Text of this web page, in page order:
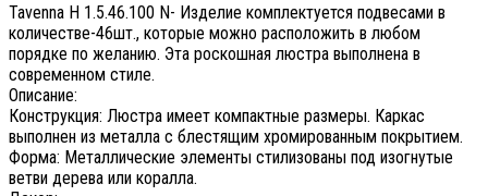
Tavenna H 1.5.46.100 N- Изделие комплектуется подвесами в
количестве-46шт., которые можно расположить в любом
порядке по желанию. Эта роскошная люстра выполнена в
современном стиле.
Описание:
Конструкция: Люстра имеет компактные размеры. Каркас
выполнен из металла с блестящим хромированным покрытием.
Форма: Металлические элементы стилизованы под изогнутые
ветви дерева или коралла.